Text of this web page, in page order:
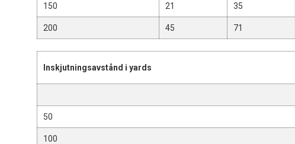
150 21 35
200 45 71
Inskjutningsavstånd i yards
50
100